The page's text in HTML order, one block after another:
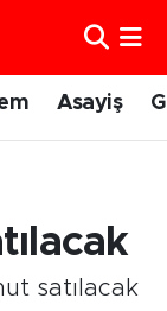
Asayiş
satılacak